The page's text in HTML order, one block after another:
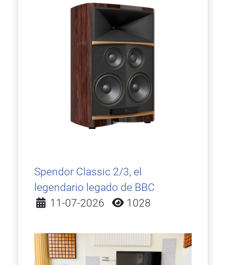
Spendor Classic 2/3, el
legendario legado de BBC
Detalles
11-07-2026 1028